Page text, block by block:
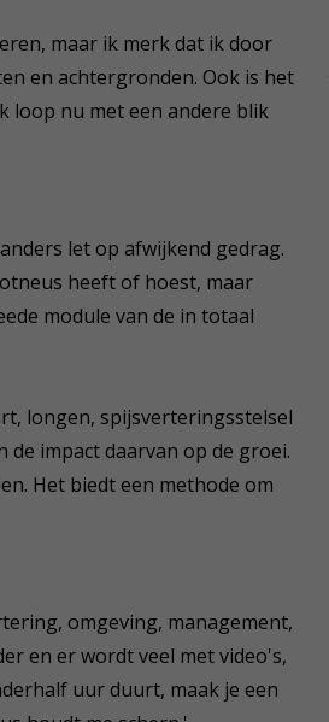
maar ik merk dat ik door
en achtergronden. Ook is het
loop nu met een andere blik
let op afwijkend gedrag.
heeft of hoest, maar
module van de in totaal
longen, spijsverteringsstelsel
impact daarvan op de groei.
Het biedt een methode om
omgeving, management,
en er wordt veel met video's,
uur duurt, maak je een